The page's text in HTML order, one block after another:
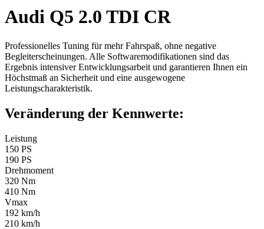
Audi Q5 2.0 TDI CR
Professionelles Tuning für mehr Fahrspaß, ohne negative
Begleiterscheinungen. Alle Softwaremodifikationen sind das
Ergebnis intensiver Entwicklungsarbeit und garantieren Ihnen ein
Höchstmaß an Sicherheit und eine ausgewogene
Leistungscharakteristik.
Veränderung der Kennwerte:
Leistung
150 PS
190 PS
Drehmoment
320 Nm
410 Nm
Vmax
192 km/h
210 km/h